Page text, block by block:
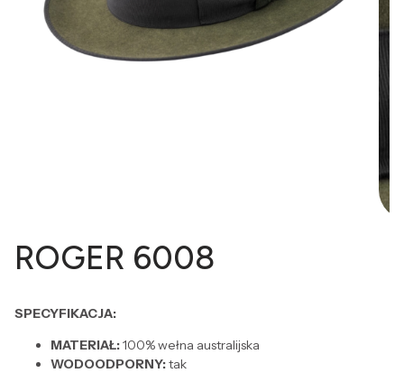
ROGER 6008
SPECYFIKACJA:
MATERIAŁ:100% wełna australijska
WODOODPORNY:tak